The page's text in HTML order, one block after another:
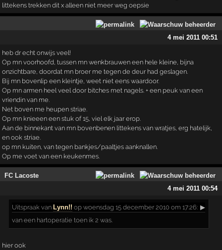
littekens trekken dit x alleen niet meer weg oepsie
4 mei 2011 00:51
heb dr echt onwijs veel!
Op mn voorhoofd, tussen mn wenkbrauwen een hele kleine, bijna
onzichtbare, doordat mn broer me tegen de deur had geslagen.
Bij mn bovenlip een kleintje, weet niet eens waardoor.
Op mn armen heel veel door bitches met nagels. + een peuk van een
vriendin van me.
Net boven me heupen striae.
Op mn knieeen een stuk of 15, viel elk jaar erop.
Aan de binnekant van mn bovenbenen littekens van wratjes, erg hatelijk,
en ook striae.
op mn kuiten, van tegen bankjes/paaltjes aanknallen.
Op me voet van een keukenmes.
FC Lacoste
4 mei 2011 00:54
Uitspraak van Lynn!! op woensdag 15 december 2010 om 17:26: ▶
van een hartoperatie toen ik 2 was.
hier ook